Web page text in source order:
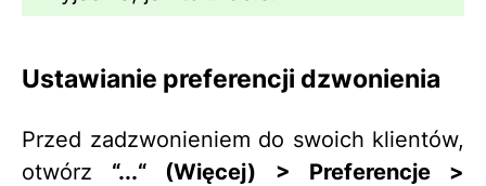
Ustawianie preferencji dzwonienia
Przed zadzwonieniem do swoich klientów,
otwórz “...“ (Więcej) > Preferencje >